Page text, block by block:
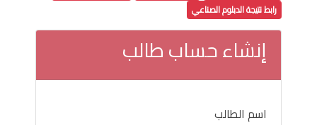
رابط نتيجة الدبلوم الصناعي
إنشاء حساب طالب
اسم الطالب